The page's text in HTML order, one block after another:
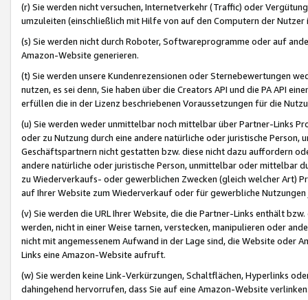
(r) Sie werden nicht versuchen, Internetverkehr (Traffic) oder
umzuleiten (einschließlich mit Hilfe von auf den Computern der
(s) Sie werden nicht durch Roboter, Softwareprogramme oder auf
Amazon-Website generieren.
(t) Sie werden unsere Kundenrezensionen oder Sternebewertungen
nutzen, es sei denn, Sie haben über die Creators API und die PA API
erfüllen die in der Lizenz beschriebenen Voraussetzungen für die
(u) Sie werden weder unmittelbar noch mittelbar über Partner-Links
oder zu Nutzung durch eine andere natürliche oder juristische
Geschäftspartnern nicht gestatten bzw. diese nicht dazu auffordern
andere natürliche oder juristische Person, unmittelbar oder mittelbar
zu Wiederverkaufs- oder gewerblichen Zwecken (gleich welcher Art)
auf Ihrer Website zum Wiederverkauf oder für gewerbliche
(v) Sie werden die URL Ihrer Website, die die Partner-Links enthält
werden, nicht in einer Weise tarnen, verstecken, manipulieren oder
nicht mit angemessenem Aufwand in der Lage sind, die Website oder
Links eine Amazon-Website aufruft.
(w) Sie werden keine Link-Verkürzungen, Schaltflächen, Hyperlinks
dahingehend hervorrufen, dass Sie auf eine Amazon-Website